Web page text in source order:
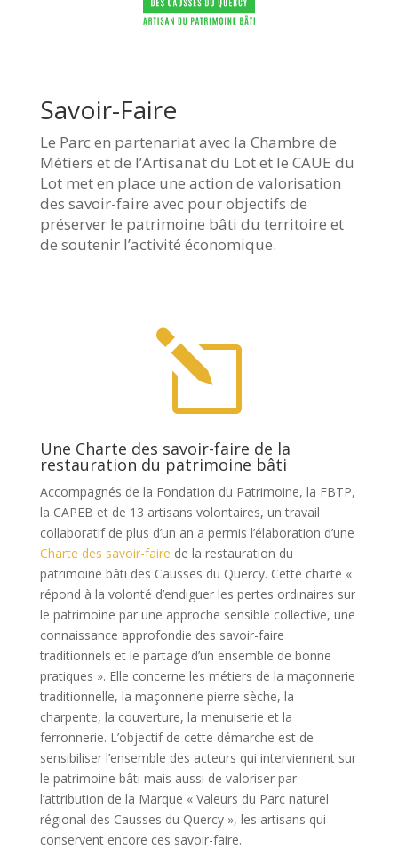
Savoir-Faire
Le Parc en partenariat avec la Chambre de
Métiers et de l’Artisanat du Lot et le CAUE du
Lot met en place une action de valorisation
des savoir-faire avec pour objectifs de
préserver le patrimoine bâti du territoire et
de soutenir l’activité économique.
l
Une Charte des savoir-faire de la
restauration du patrimoine bâti
Accompagnés de la Fondation du Patrimoine, la FBTP,
la CAPEB et de 13 artisans volontaires, un travail
collaboratif de plus d’un an a permis l’élaboration d’une
Charte des savoir-faire de la restauration du
patrimoine bâti des Causses du Quercy. Cette charte «
répond à la volonté d’endiguer les pertes ordinaires sur
le patrimoine par une approche sensible collective, une
connaissance approfondie des savoir-faire
traditionnels et le partage d’un ensemble de bonne
pratiques ». Elle concerne les métiers de la maçonnerie
traditionnelle, la maçonnerie pierre sèche, la
charpente, la couverture, la menuiserie et la
ferronnerie. L’objectif de cette démarche est de
sensibiliser l’ensemble des acteurs qui interviennent sur
le patrimoine bâti mais aussi de valoriser par
l’attribution de la Marque « Valeurs du Parc naturel
régional des Causses du Quercy », les artisans qui
conservent encore ces savoir-faire.